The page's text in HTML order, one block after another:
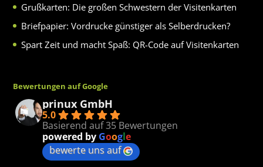
Grußkarten: Die großen Schwestern der Visitenkarten
Briefpapier: Vordrucke günstiger als Selberdrucken?
Spart Zeit und macht Spaß: QR-Code auf Visitenkarten
Bewertungen auf Google
prinux GmbH
5.0
Basierend auf 35 Bewertungen
powered by Google
bewerte uns auf